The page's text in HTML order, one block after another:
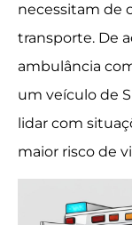
necessitam de
transporte. De
ambulância
um veículo de
lidar com
maior risco de